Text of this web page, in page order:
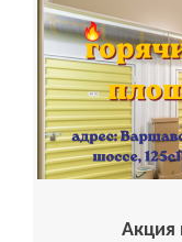
Акция